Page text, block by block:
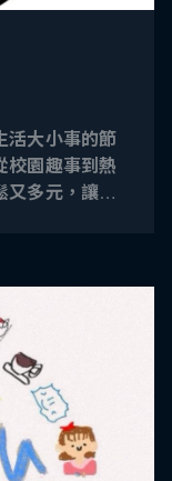
活大小事的節
校園趣事到熱
又多元，讓聽